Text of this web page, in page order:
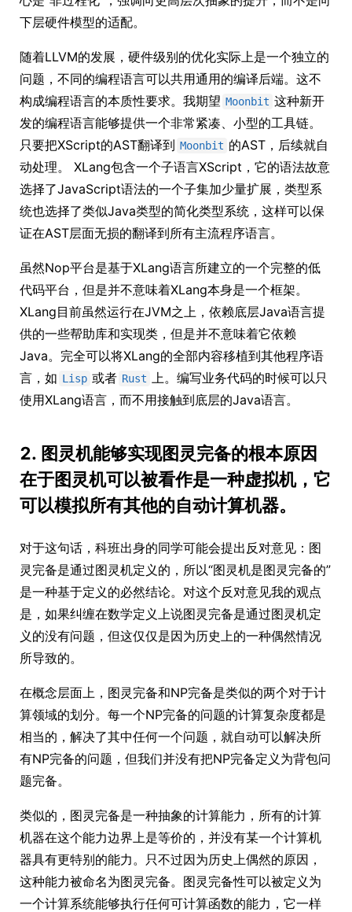
下层硬件模型的适配。
随着LLVM的发展，硬件级别的优化实际上是一个独立的
问题，不同的编程语言可以共用通用的编译后端。这不
构成编程语言的本质性要求。我期望 Moonbit 这种新开
发的编程语言能够提供一个非常紧凑、小型的工具链。
只要把XScript的AST翻译到 Moonbit 的AST，后续就自
动处理。 XLang包含一个子语言XScript，它的语法故意
选择了JavaScript语法的一个子集加少量扩展，类型系
统也选择了类似Java类型的简化类型系统，这样可以保
证在AST层面无损的翻译到所有主流程序语言。
虽然Nop平台是基于XLang语言所建立的一个完整的低
代码平台，但是并不意味着XLang本身是一个框架。
XLang目前虽然运行在JVM之上，依赖底层Java语言提
供的一些帮助库和实现类，但是并不意味着它依赖
Java。完全可以将XLang的全部内容移植到其他程序语
言，如 Lisp 或者 Rust 上。编写业务代码的时候可以只
使用XLang语言，而不用接触到底层的Java语言。
2. 图灵机能够实现图灵完备的根本原因
在于图灵机可以被看作是一种虚拟机，它
可以模拟所有其他的自动计算机器。
对于这句话，科班出身的同学可能会提出反对意见：图
灵完备是通过图灵机定义的，所以“图灵机是图灵完备的”
是一种基于定义的必然结论。对这个反对意见我的观点
是，如果纠缠在数学定义上说图灵完备是通过图灵机定
义的没有问题，但这仅仅是因为历史上的一种偶然情况
所导致的。
在概念层面上，图灵完备和NP完备是类似的两个对于计
算领域的划分。每一个NP完备的问题的计算复杂度都是
相当的，解决了其中任何一个问题，就自动可以解决所
有NP完备的问题，但我们并没有把NP完备定义为背包问
题完备。
类似的，图灵完备是一种抽象的计算能力，所有的计算
机器在这个能力边界上是等价的，并没有某一个计算机
器具有更特别的能力。只不过因为历史上偶然的原因，
这种能力被命名为图灵完备。图灵完备性可以被定义为
一个计算系统能够执行任何可计算函数的能力，它一样